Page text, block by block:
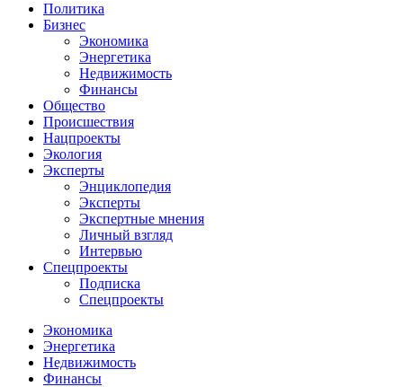
Политика
Бизнес
Экономика
Энергетика
Недвижимость
Финансы
Общество
Происшествия
Нацпроекты
Экология
Эксперты
Энциклопедия
Эксперты
Экспертные мнения
Личный взгляд
Интервью
Спецпроекты
Подписка
Спецпроекты
Экономика
Энергетика
Недвижимость
Финансы